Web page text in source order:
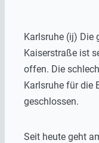
Karlsruhe (ij) Die
Kaiserstraße ist
offen. Die
Karlsruhe für die
geschlossen.
Seit heute geht